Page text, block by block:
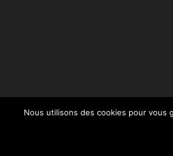
Nous utilisons des cookies pour vous